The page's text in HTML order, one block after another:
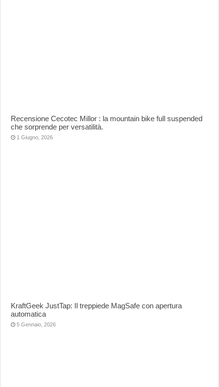
Recensione Cecotec Millor : la mountain bike full suspended
che sorprende per versatilità.
1 Giugno, 2026
KraftGeek JustTap: Il treppiede MagSafe con apertura
automatica
5 Gennaio, 2026